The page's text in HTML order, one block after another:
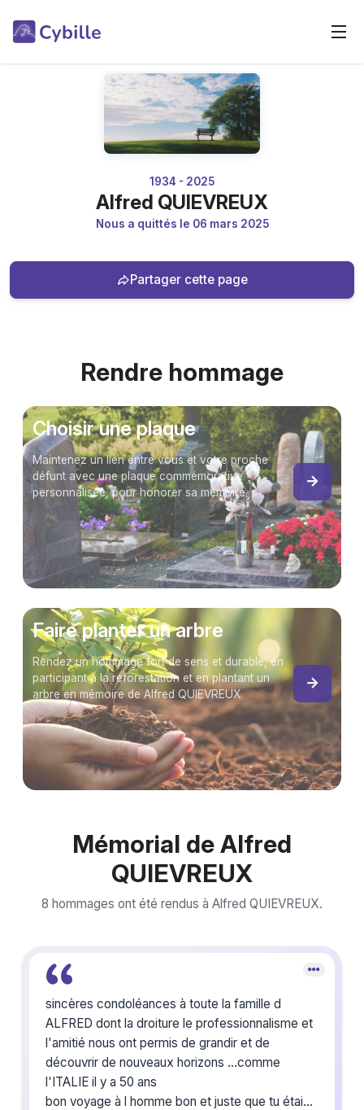
1934 - 2025
Alfred QUIEVREUX
Nous a quittés le 06 mars 2025
Partager cette page
Rendre hommage
Choisir une plaque
Maintenez un lien entre vous et votre proche
défunt avec une plaque commémorative
personnalisée, pour honorer sa mémoire.
Faire planter un arbre
Rendez un hommage fort de sens et durable, en
participant à la reforestation et en plantant un
arbre en mémoire de Alfred QUIEVREUX.
Mémorial de Alfred
QUIEVREUX
8 hommages ont été rendus à Alfred QUIEVREUX.
sincères condoléances à toute la famille d
ALFRED dont la droiture le professionnalisme et
l'amitié nous ont permis de grandir et de
découvrir de nouveaux horizons ...comme
l'ITALIE il y a 50 ans
bon voyage à l homme bon et juste que tu étais